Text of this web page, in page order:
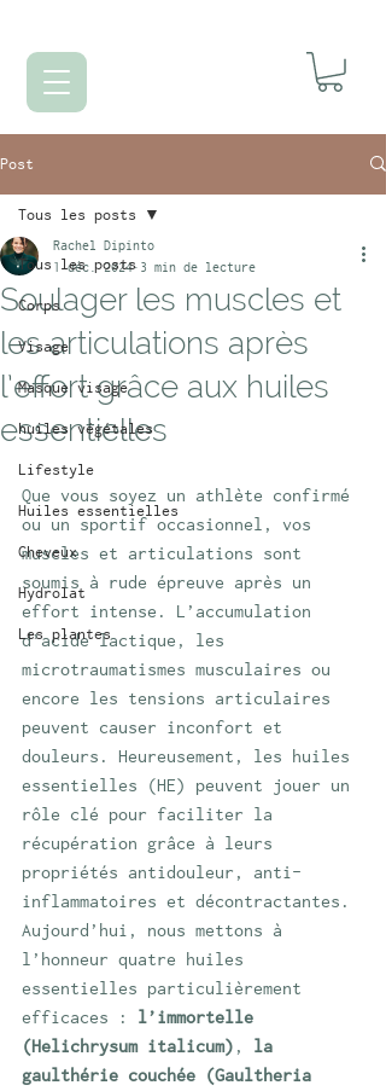
Post
Tous les posts
Corps
Visage
Masque visage
huiles végétales
Lifestyle
Huiles essentielles
Cheveux
Hydrolat
Les plantes
Tous les posts
Soulager les muscles et
les articulations après
l’effort grâce aux huiles
essentielles
Rachel Dipinto
1 déc. 2024 3 min de lecture
Que vous soyez un athlète confirmé
ou un sportif occasionnel, vos
muscles et articulations sont
soumis à rude épreuve après un
effort intense. L’accumulation
d’acide lactique, les
microtraumatismes musculaires ou
encore les tensions articulaires
peuvent causer inconfort et
douleurs. Heureusement, les huiles
essentielles (HE) peuvent jouer un
rôle clé pour faciliter la
récupération grâce à leurs
propriétés antidouleur, anti-
inflammatoires et décontractantes.
Aujourd’hui, nous mettons à
l’honneur quatre huiles
essentielles particulièrement
efficaces : l’immortelle
(Helichrysum italicum) , la
gaulthérie couchée (Gaultheria